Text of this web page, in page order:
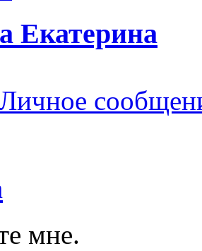
Екатерина
мне.